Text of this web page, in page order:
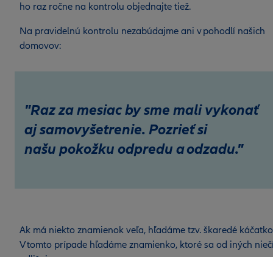
ho raz ročne na kontrolu objednajte tiež.
Na pravidelnú kontrolu nezabúdajme ani v pohodlí našich
domovov:
"Raz za mesiac by sme mali vykonať
aj samovyšetrenie. Pozrieť si
našu pokožku odpredu a odzadu."
Ak má niekto znamienok veľa, hľadáme tzv. škaredé
V tomto prípade hľadáme znamienko, ktoré sa od iných